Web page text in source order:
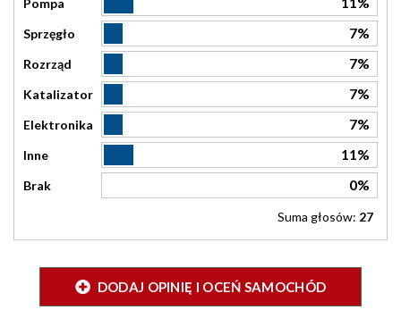
Pompa
Sprzęgło 7%
Rozrząd 7%
Katalizator 7%
Elektronika 7%
Inne 11%
Brak 0%
Suma głosów: 27
DODAJ OPINIĘ I OCEŃ SAMOCHÓD